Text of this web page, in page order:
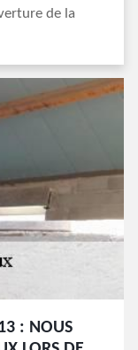
de la
: NOUS